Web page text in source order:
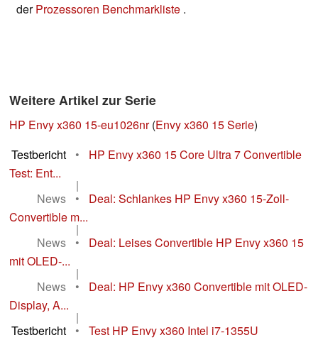
derProzessoren Benchmarkliste .
Weitere Artikel zur Serie
HP Envy x360 15-eu1026nr(Envy x360 15 Serie)
Testbericht
•
HP Envy x360 15 Core Ultra 7 Convertible
Test: Ent...
|
News
•
Deal: Schlankes HP Envy x360 15-Zoll-
Convertible m...
|
News
•
Deal: Leises Convertible HP Envy x360 15
mit OLED-...
|
News
•
Deal: HP Envy x360 Convertible mit OLED-
Display, A...
|
Testbericht
•
Test HP Envy x360 Intel i7-1355U